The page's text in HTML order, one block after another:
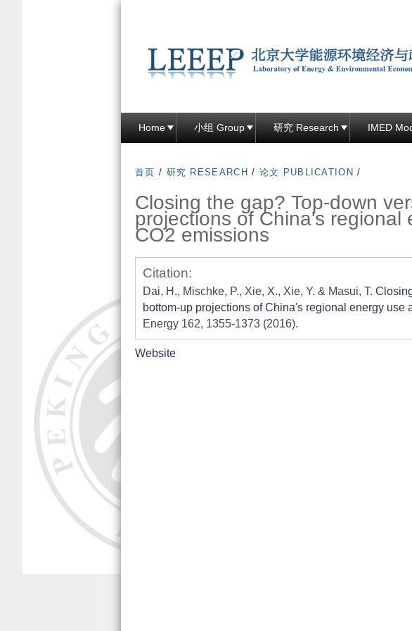
Home 小组 Group 研究 Research IMED
首页 / 研究 RESEARCH / 论文 PUBLICATION /
Closing the gap? Top-down
projections of China's regional
CO2 emissions
Citation:
Dai, H., Mischke, P., Xie, X., Xie, Y. & Masui, T.
bottom-up projections of China's regional energy use
Energy 162, 1355-1373 (2016).
Website